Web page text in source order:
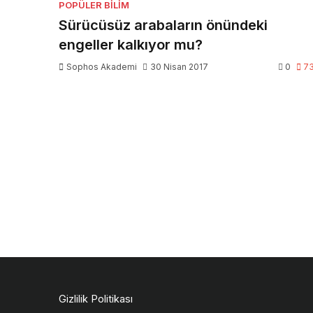
POPÜLER BILIM
Sürücüsüz arabaların önündeki
engeller kalkıyor mu?
Sophos Akademi 30 Nisan 2017 0
Gizlilik Politikası